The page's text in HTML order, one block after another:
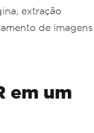
extração
de imagens
em um